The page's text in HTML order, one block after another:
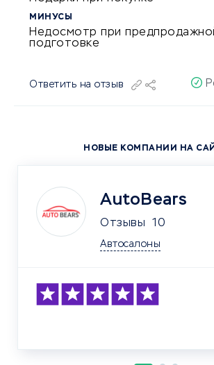
МИНУСЫ
Недосмотр при
подготовке
Ответить на отзыв
НОВЫЕ КОМПАНИИ НА
AutoBears
Отзывы 10
Автосалоны